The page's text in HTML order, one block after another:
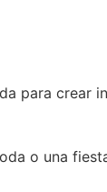
para
o una